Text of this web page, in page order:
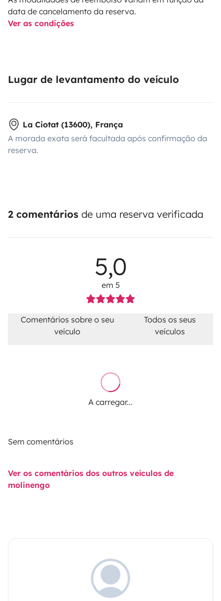
data de cancelamento da reserva.
Ver as condições
Lugar de levantamento do veículo
La Ciotat (13600), França
A morada exata será facultada após confirmação da
reserva.
2 comentários de uma reserva verificada
5,0
em 5
Comentários sobre o seu
veículo
Todos os seus
veículos
A carregar...
Sem comentários
Ver os comentários dos outros veículos de
molinengo